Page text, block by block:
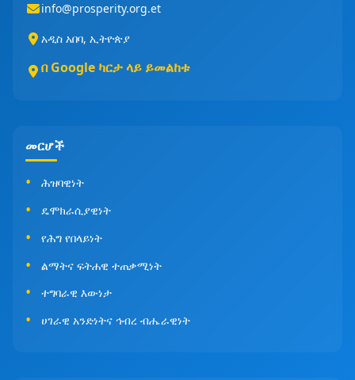
info@prosperity.org.et
አዲስ አበባ, ኢትዮጵያ
በ Google ካርታ ላይ ይመልከቱ
መርሆች
ሕዝባዊነት
ዴሞክራሲያዊነት
የሕግ የበላይነት
ልማትና ፍትሐዊ ተጠቃሚነት
ተግባራዊ እውነታ
ሀገራዊ አንድነትና ኅብረ ብሔራዊነት